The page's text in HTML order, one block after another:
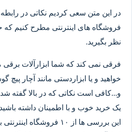
در این متن سعی کردیم نکاتی در رابطه
فروشگاه های اینترنتی مطرح کنیم که
نظر بگیرید.
فرقی نمی کند که شما ابزارآلات برقی
خواهید و یا ابزاردستی مانند آچار پیچ
و...کافی است نکاتی که در بالا گفته شد
یک خرید خوب و با اطمینان داشته
این بررسی ها از ۱۰ فروشگاه